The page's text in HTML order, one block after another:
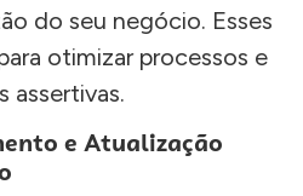
do seu negócio. Esses
otimizar processos e
assertivas.
e Atualização